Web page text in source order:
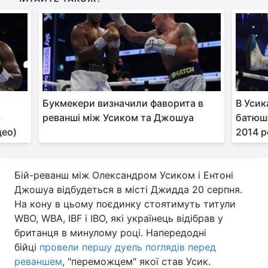
Букмекери визначили фаворита в
реванші між Усиком та Джошуа
В
2014
Бій-реванш між Олександром Усиком і Ентоні
Джошуа відбудеться в місті Джидда 20 серпня.
На кону в цьому поєдинку стоятимуть титули
WBO, WBA, IBF і IBO, які українець відібрав у
британця в минулому році. Напередодні
бійці провели першу дуель поглядів перед
реваншем, "переможцем" якої став Усик.